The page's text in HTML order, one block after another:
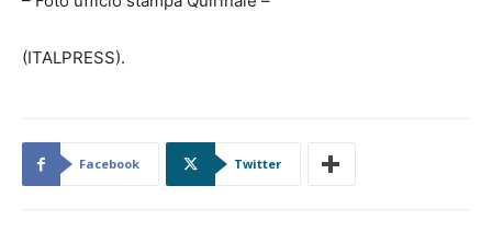
(ITALPRESS).
Facebook Twitter